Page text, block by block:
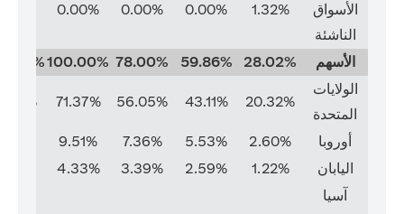
الأسواق
الناشئة
1.32%
0.00%
0.00%
0.00%
الأسهم 28.02%
59.86%
78.00%
100.00%
الولايات
المتحدة
20.32%
43.11%
56.05%
71.37%
أوروبا 2.60%
5.53%
7.36%
9.51%
اليابان
1.22%
2.59%
3.39%
4.33%
آسيا